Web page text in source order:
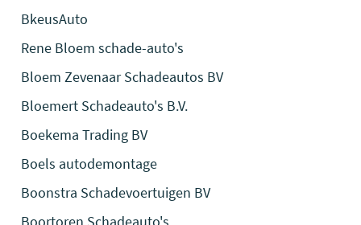
BkeusAuto
Rene Bloem schade-auto's
Bloem Zevenaar Schadeautos BV
Bloemert Schadeauto's B.V.
Boekema Trading BV
Boels autodemontage
Boonstra Schadevoertuigen BV